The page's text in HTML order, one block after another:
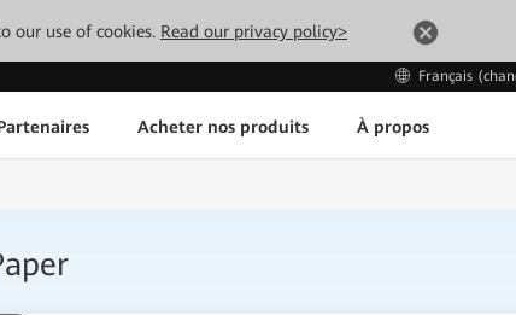
our use of cookies. Read our privacy policy>
Français
Acheter nos produits À propos